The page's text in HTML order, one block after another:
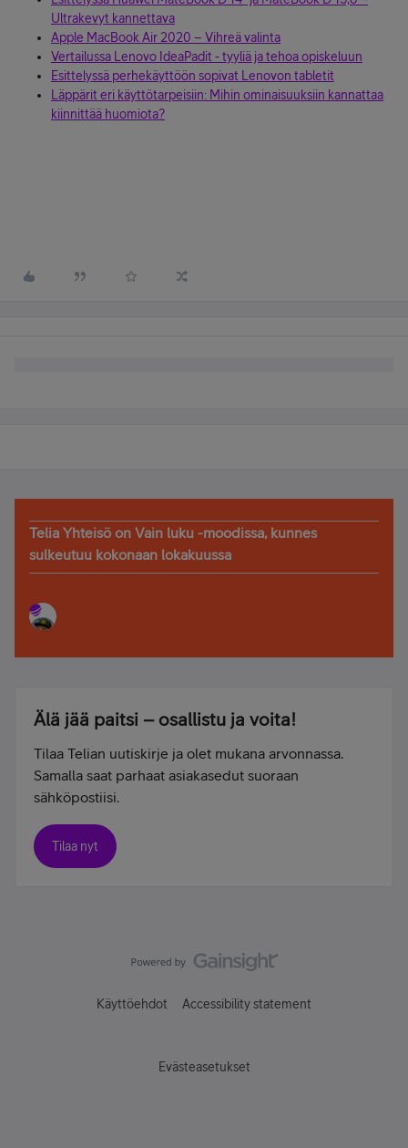
Ultrakevyt kannettava
Apple MacBook Air 2020 – Vihreä valinta
Vertailussa Lenovo IdeaPadit - tyyliä ja tehoa opiskeluun
Esittelyssä perhekäyttöön sopivat Lenovon tabletit
Läppärit eri käyttötarpeisiin: Mihin ominaisuuksiin kannattaa
kiinnittää huomiota?
Telia Yhteisö on Vain luku -moodissa, kunnes
sulkeutuu kokonaan lokakuussa
Älä jää paitsi – osallistu ja voita!
Tilaa Telian uutiskirje ja olet mukana arvonnassa.
Samalla saat parhaat asiakasedut suoraan
sähköpostiisi.
Tilaa nyt
Käyttöehdot Accessibility statement
Evästeasetukset